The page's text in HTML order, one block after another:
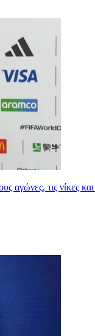
αγώνες, τις νίκες